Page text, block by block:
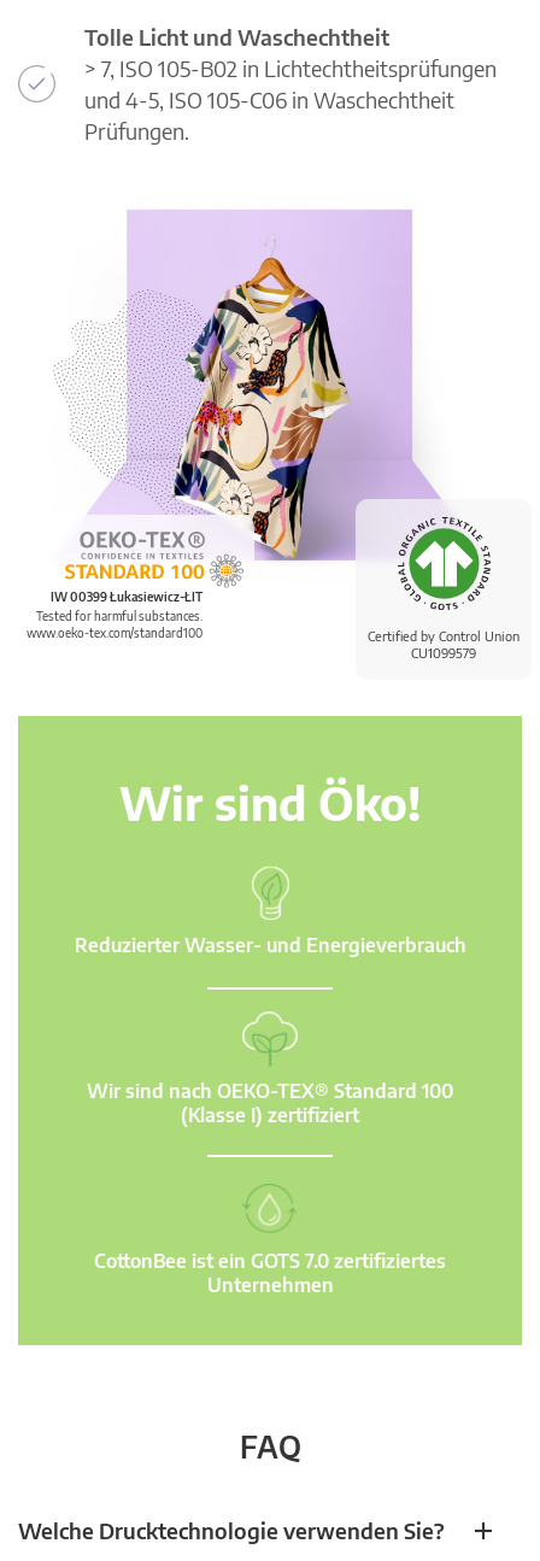
Certified by Control Union
CU1099579
IW 00399 Łukasiewicz-ŁIT
Tested for harmful substances.
www.oeko-tex.com/standard100
Tolle Licht und Waschechtheit
> 7, ISO 105-B02 in Lichtechtheitsprüfungen
und 4-5, ISO 105-C06 in Waschechtheit
Prüfungen.
Wir sind Öko!
Reduzierter Wasser- und Energieverbrauch
Wir sind nach OEKO-TEX® Standard 100
(Klasse I) zertifiziert
CottonBee ist ein GOTS 7.0 zertifiziertes
Unternehmen
FAQ
Welche Drucktechnologie verwenden Sie?